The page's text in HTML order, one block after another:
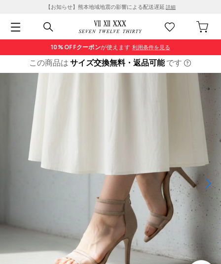
【お知らせ】熊本地域地震の影響による配送遅延 詳細
10% OFFクーポンが使えます 利用条件を見る
この商品はサイズ交換無料・返品可能です